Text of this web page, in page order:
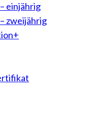
einjährig
zweijährig